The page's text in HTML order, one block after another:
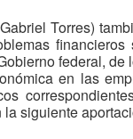
Torres)
federal,
en las
siguiente